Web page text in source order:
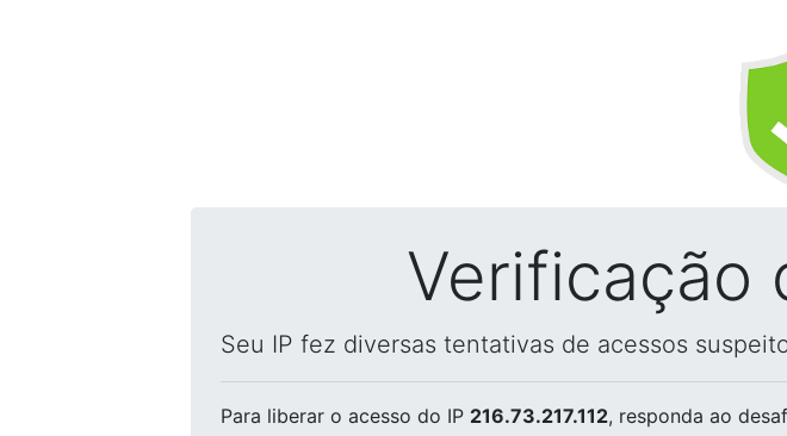
Verificação
Seu IP fez diversas tentativas de acessos
Para liberar o acesso do IP 216.73.217.112, responda ao